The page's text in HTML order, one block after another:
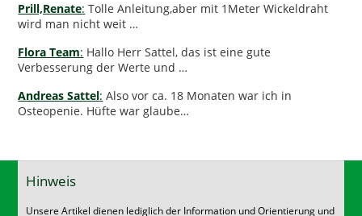
Prill,Renate: Tolle Anleitung,aber mit 1Meter Wickeldraht
wird man nicht weit …
Flora Team: Hallo Herr Sattel, das ist eine gute
Verbesserung der Werte und …
Andreas Sattel: Also vor ca. 18 Monaten war ich in
Osteopenie. Hüfte war glaube…
Hinweis
Unsere Artikel dienen lediglich der Information und Orientierung und